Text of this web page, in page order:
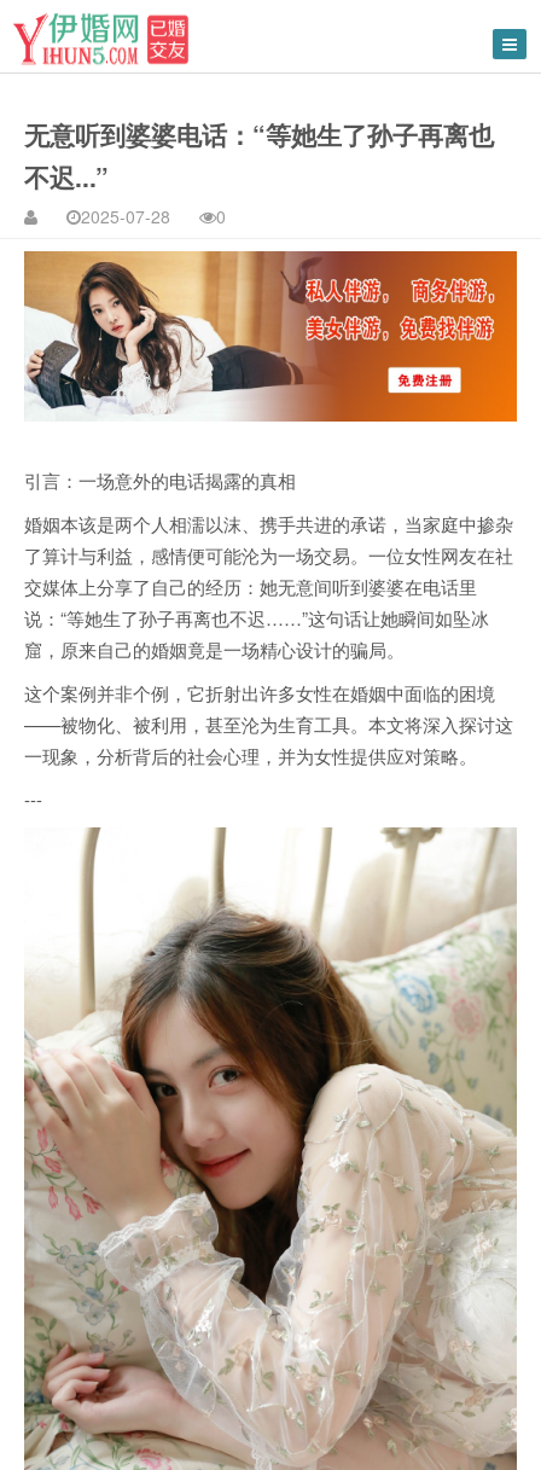
无意听到婆婆电话：“等她生了孙子再离也
不迟...”
2025-07-28 0
引言：一场意外的电话揭露的真相
婚姻本该是两个人相濡以沫、携手共进的承诺，当家庭中掺杂
了算计与利益，感情便可能沦为一场交易。一位女性网友在社
交媒体上分享了自己的经历：她无意间听到婆婆在电话里
说：“等她生了孙子再离也不迟……”这句话让她瞬间如坠冰
窟，原来自己的婚姻竟是一场精心设计的骗局。
这个案例并非个例，它折射出许多女性在婚姻中面临的困境
——被物化、被利用，甚至沦为生育工具。本文将深入探讨这
一现象，分析背后的社会心理，并为女性提供应对策略。
---